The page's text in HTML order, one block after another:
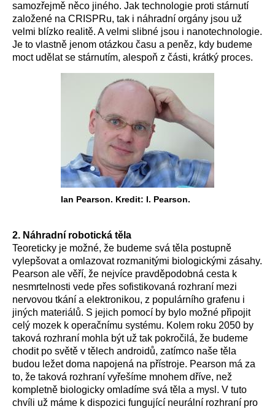
samozřejmě něco jiného. Jak technologie proti stárnutí
založené na CRISPRu, tak i náhradní orgány jsou už
velmi blízko realitě. A velmi slibné jsou i nanotechnologie.
Je to vlastně jenom otázkou času a peněz, kdy budeme
moct udělat se stárnutím, alespoň z části, krátký proces.
Ian Pearson. Kredit: I. Pearson.
2. Náhradní robotická těla
Teoreticky je možné, že budeme svá těla postupně
vylepšovat a omlazovat rozmanitými biologickými zásahy.
Pearson ale věří, že nejvíce pravděpodobná cesta k
nesmrtelnosti vede přes sofistikovaná rozhraní mezi
nervovou tkání a elektronikou, z populárního grafenu i
jiných materiálů. S jejich pomocí by bylo možné připojit
celý mozek k operačnímu systému. Kolem roku 2050 by
taková rozhraní mohla být už tak pokročilá, že budeme
chodit po světě v tělech androidů, zatímco naše těla
budou ležet doma napojená na přístroje. Pearson má za
to, že taková rozhraní vyřešíme mnohem dříve, než
kompletně biologicky omladíme svá těla a mysl. V tuto
chvíli už máme k dispozici fungující neurální rozhraní pro